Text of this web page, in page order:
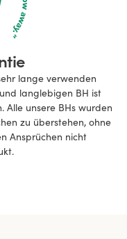
lange verwenden
langlebigen BH ist
Alle unsere BHs wurden
zu überstehen, ohne
Ansprüchen nicht